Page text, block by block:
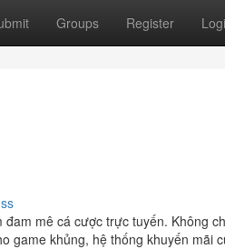
Groups Register
mê cá cược trực tuyến. Không
game khủng, hệ thống khuyến mãi